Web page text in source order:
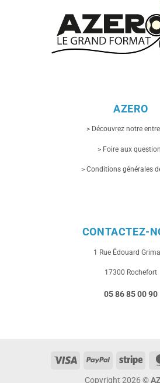
AZERO
> Découvrez notre
> Foire aux
> Conditions générales
CONTACTEZ-
1 Rue Édouard
17300 Rochefort
05 86 85 00 90
Visa PayPal
Copyright 2026 ©